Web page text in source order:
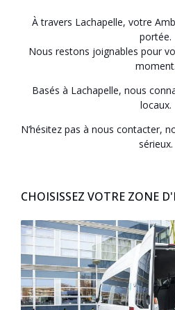
À travers Lachapelle, votre
portée.
Nous restons joignables pour
moment.
Basés à Lachapelle, nous
locaux.
N’hésitez pas à nous contacter,
sérieux.
CHOISISSEZ VOTRE ZONE